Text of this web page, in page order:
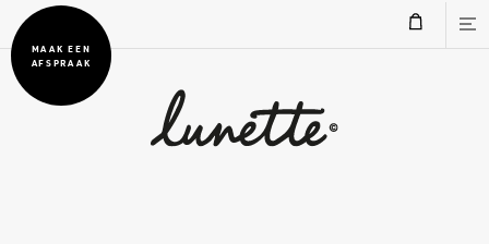
MAAK EEN
AFSPRAAK